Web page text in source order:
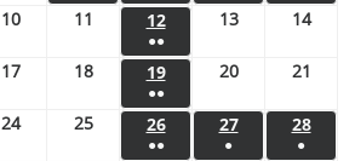
10 11 12
●●
13 14
17 18 19
●●
20 21
24 25 26
●●
27
●
28
●